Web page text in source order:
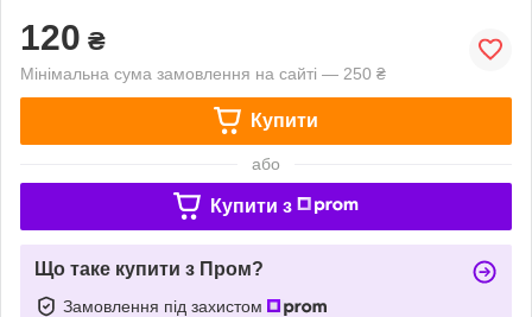
120 ₴
Мінімальна сума замовлення на сайті — 250 ₴
Купити
або
Купити з
Що таке купити з Пром?
Замовлення під захистом